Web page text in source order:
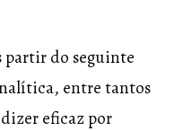
partir do seguinte
entre tantos
eficaz por